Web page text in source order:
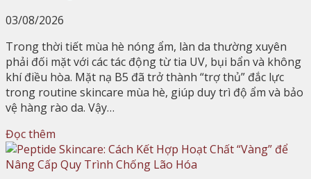
03/08/2026
Trong thời tiết mùa hè nóng ẩm, làn da thường xuyên
phải đối mặt với các tác động từ tia UV, bụi bẩn và không
khí điều hòa. Mặt nạ B5 đã trở thành “trợ thủ” đắc lực
trong routine skincare mùa hè, giúp duy trì độ ẩm và bảo
vệ hàng rào da. Vậy…
Đọc thêm